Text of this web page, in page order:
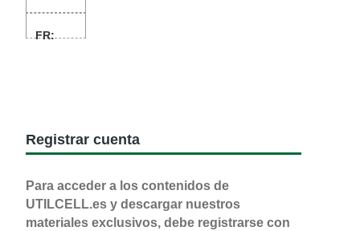
Registrar cuenta
Para acceder a los contenidos de
UTILCELL.es y descargar nuestros
materiales exclusivos, debe registrarse con